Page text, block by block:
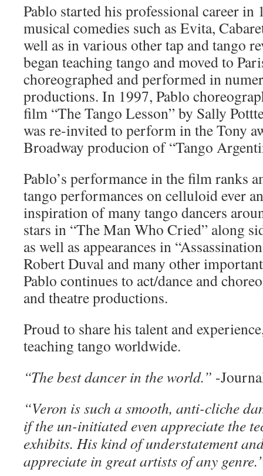
Pablo started his professional career
musical comedies such as Evita,
well as in various other tap and tango
began teaching tango and moved to
choreographed and performed in
productions. In 1997, Pablo
film “The Tango Lesson” by Sally
was re-invited to perform in the Tony
Broadway producion of “Tango
Pablo’s performance in the film ranks
tango performances on celluloid ever
inspiration of many tango dancers
stars in “The Man Who Cried” along
as well as appearances in
Robert Duval and many other
Pablo continues to act/dance and
and theatre productions.
Proud to share his talent and
teaching tango worldwide.
“The best dancer in the world.” -
“Veron is such a smooth, anti-cliche
if the un-initiated even appreciate the
exhibits. His kind of understatement
appreciate in great artists of any